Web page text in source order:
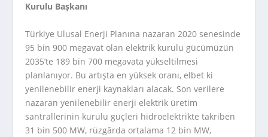
Kurulu Başkanı
Türkiye Ulusal Enerji Planına nazaran 2020 senesinde
95 bin 900 megavat olan elektrik kurulu gücümüzün
2035’te 189 bin 700 megavata yükseltilmesi
planlanıyor. Bu artışta en yüksek oranı, elbet ki
yenilenebilir enerji kaynakları alacak. Son verilere
nazaran yenilenebilir enerji elektrik üretim
santrallerinin kurulu güçleri hidroelektrikte takriben
31 bin 500 MW, rüzgârda ortalama 12 bin MW,